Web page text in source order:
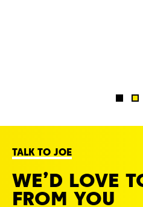
TALK TO JOE
WE’D LOVE
FROM YOU